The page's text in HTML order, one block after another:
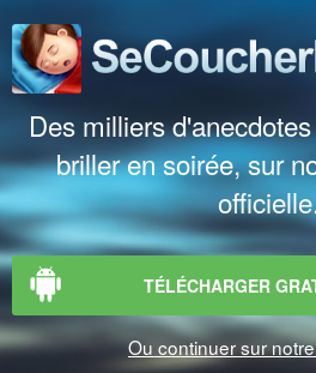
Des milliers
briller en soirée, sur
TÉLÉCHARGER
Ou continuer sur